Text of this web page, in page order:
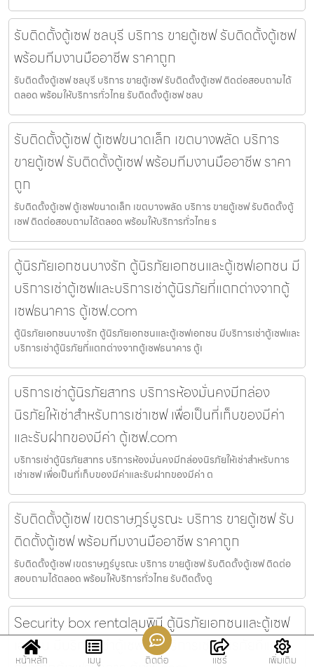
รับติดตั้งตู้เซฟ ชลบุรี บริการ ขายตู้เซฟ รับติดตั้งตู้เซฟ
พร้อมทีมงานมืออาชีพ ราคาถูก
รับติดตั้งตู้เซฟ ชลบุรี บริการ ขายตู้เซฟ รับติดตั้งตู้เซฟ ติดต่อสอบถามได้
ตลอด พร้อมให้บริการทั่วไทย รับติดตั้งตู้เซฟ ชลบ
รับติดตั้งตู้เซฟ ตู้เซฟขนาดเล็ก เขตบางพลัด บริการ
ขายตู้เซฟ รับติดตั้งตู้เซฟ พร้อมทีมงานมืออาชีพ ราคา
ถูก
รับติดตั้งตู้เซฟ ตู้เซฟขนาดเล็ก เขตบางพลัด บริการ ขายตู้เซฟ รับติดตั้งตู้
เซฟ ติดต่อสอบถามได้ตลอด พร้อมให้บริการทั่วไทย ร
ตู้นิรภัยเอกชนบางรัก ตู้นิรภัยเอกชนและตู้เซฟเอกชน มี
บริการเช่าตู้เซฟและบริการเช่าตู้นิรภัยที่แตกต่างจากตู้
เซฟธนาคาร ตู้เซฟ.com
ตู้นิรภัยเอกชนบางรัก ตู้นิรภัยเอกชนและตู้เซฟเอกชน มีบริการเช่าตู้เซฟและ
บริการเช่าตู้นิรภัยที่แตกต่างจากตู้เซฟธนาคาร ตู้เ
บริการเช่าตู้นิรภัยสาทร บริการห้องมั่นคงมีกล่อง
นิรภัยให้เช่าสำหรับการเช่าเซฟ เพื่อเป็นที่เก็บของมีค่า
และรับฝากของมีค่า ตู้เซฟ.com
บริการเช่าตู้นิรภัยสาทร บริการห้องมั่นคงมีกล่องนิรภัยให้เช่าสำหรับการ
เช่าเซฟ เพื่อเป็นที่เก็บของมีค่าและรับฝากของมีค่า ต
รับติดตั้งตู้เซฟ เขตราษฎร์บูรณะ บริการ ขายตู้เซฟ รับ
ติดตั้งตู้เซฟ พร้อมทีมงานมืออาชีพ ราคาถูก
รับติดตั้งตู้เซฟ เขตราษฎร์บูรณะ บริการ ขายตู้เซฟ รับติดตั้งตู้เซฟ ติดต่อ
สอบถามได้ตลอด พร้อมให้บริการทั่วไทย รับติดตั้งตู
Security box rentalลุมพินี ตู้นิรภัยเอกชนและตู้เซฟ
เอกชน มีบริการเช่าตู้เซฟและบริการเช่าตู้นิรภัยที่แตก
หน้าหลัก เมนู ติดต่อ แชร์ เพิ่มเติม